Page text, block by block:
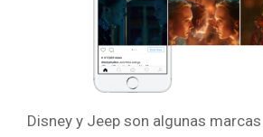
Disney y Jeep son algunas